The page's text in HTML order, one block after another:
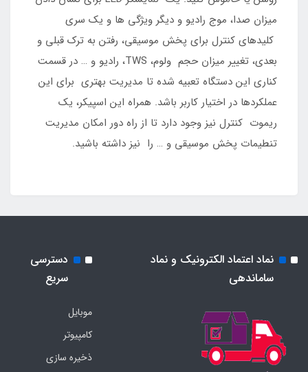
میزان صدا، موج رادیو و دیگر ویژگی ها و یک سری
کلیدهای کنترل برای پخش موسیقی، رفتن به ترک قبلی و
بعدی، تغییر میزان حجم ولوم، TWS، رادیو و … در قسمت
کناری این دستگاه تعبیه شده تا مدیریت بهتری برای این
عملکردها در اختیار کاربر باشد. همراه این اسپیکر، یک
ریموت کنترل نیز وجود دارد تا از راه دور امکان مدیریت
تنطیمات پخش موسیقی و … را نیز داشته باشید.
نماد اعتماد الکترونیک و نماد
ساماندهی
دسترسی
سریع
موبایل
کامپیوتر
ذخیره سازی